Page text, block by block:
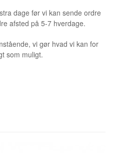
dage før vi kan sende ordre
afsted på 5-7 hverdage.
vi gør hvad vi kan for
som muligt.